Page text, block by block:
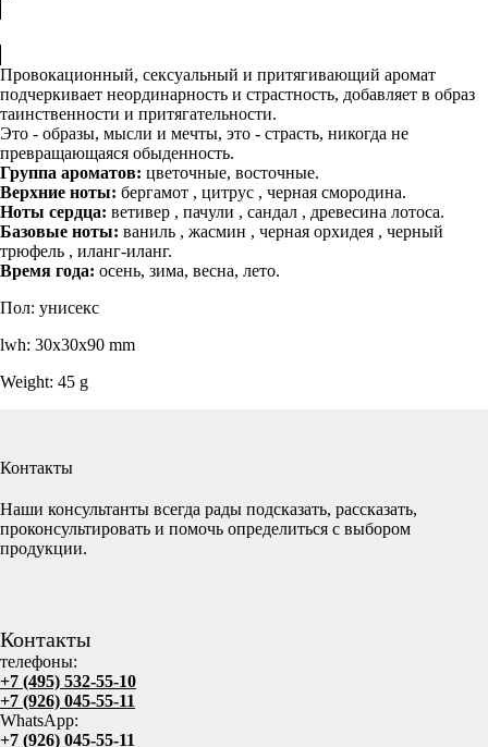
Провокационный, сексуальный и притягивающий аромат
подчеркивает неординарность и страстность, добавляет в образ
таинственности и притягательности.
Это - образы, мысли и мечты, это - страсть, никогда не
превращающаяся обыденность.
Группа ароматов: цветочные, восточные.
Верхние ноты: бергамот , цитрус , черная смородина.
Ноты сердца: ветивер , пачули , сандал , древесина лотоса.
Базовые ноты: ваниль , жасмин , черная орхидея , черный
трюфель , иланг-иланг.
Время года: осень, зима, весна, лето.
Пол: унисекс
lwh: 30x30x90 mm
Weight: 45 g
Контакты
Наши консультанты всегда рады подсказать, рассказать,
проконсультировать и помочь определиться с выбором
продукции.
Контакты
телефоны:
+7 (495) 532-55-10
+7 (926) 045-55-11
WhatsApp:
+7 (926) 045-55-11